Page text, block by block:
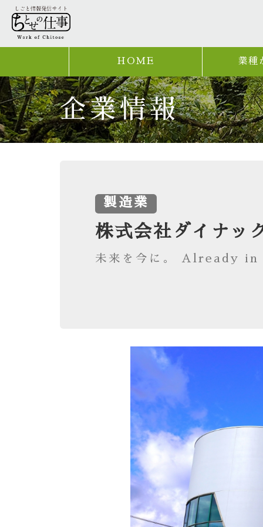
HOME 業種
企業情報
製造業
株式会社ダイナッ
未来を今に。 Already